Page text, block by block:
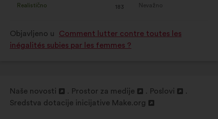
stavljena
oznaka:
Realistično
: 183
put
neslažem
stavljena
Nevažno
:put
Objavljeno u
Comment lutter contre toutes les
inégalités subies par les femmes ?
Naše novosti Prostor za medije Poslovi
u
Sredstva dotacije inicijative Make.org